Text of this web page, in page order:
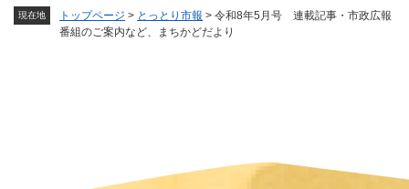
現在地 トップページ > とっとり市報 > 令和8年5月号 連載記事・市政広報
番組のご案内など、まちかどだより